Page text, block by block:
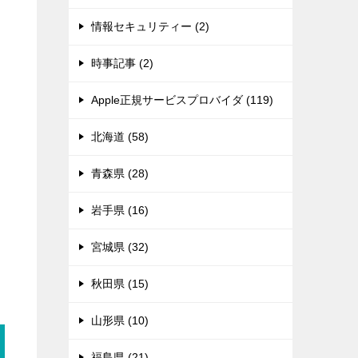
情報セキュリティー (2)
時事記事 (2)
Apple正規サービスプロバイダ (119)
北海道 (58)
青森県 (28)
岩手県 (16)
宮城県 (32)
秋田県 (15)
山形県 (10)